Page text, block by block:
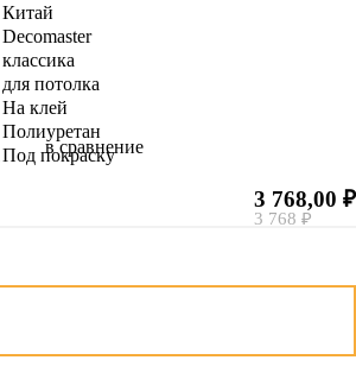
Китай
Decomaster
классика
для потолка
На клей
Полиуретан
Под покраску
в сравнение
3 768,00 ₽
3 768 ₽